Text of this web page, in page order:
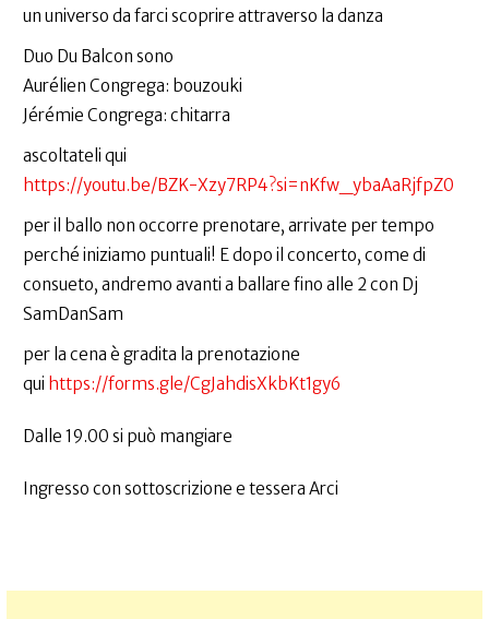
un universo da farci scoprire attraverso la danza
Duo Du Balcon sono
Aurélien Congrega: bouzouki
Jérémie Congrega: chitarra
ascoltateli qui
https://youtu.be/BZK-Xzy7RP4?si=nKfw_ybaAaRjfpZ0
per il ballo non occorre prenotare, arrivate per tempo
perché iniziamo puntuali! E dopo il concerto, come di
consueto, andremo avanti a ballare fino alle 2 con Dj
SamDanSam
per la cena è gradita la prenotazione
qui https://forms.gle/CgJahdisXkbKt1gy6
Dalle 19.00 si può mangiare
Ingresso con sottoscrizione e tessera Arci